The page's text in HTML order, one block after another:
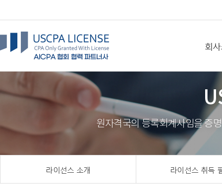
회
원자격국의 등록회계사임을 증
라이선스 소개 라이선스 취득